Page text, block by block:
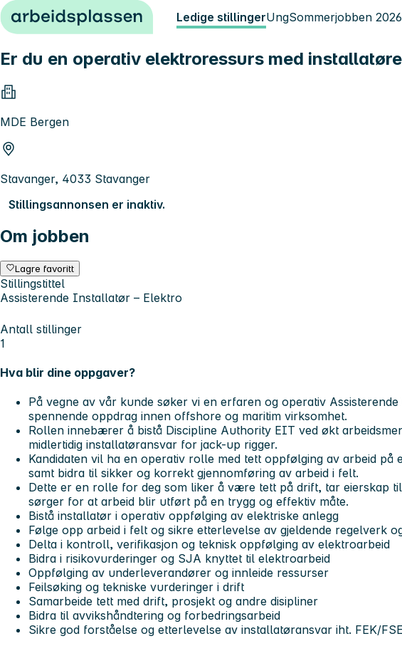
Hopp til innhold Ledige stillingerUngSommerjobben 2026
Er du en operativ elektroressurs med
MDE Bergen
Stavanger, 4033 Stavanger
Stillingsannonsen er inaktiv.
Om jobben
Lagre favoritt
Stillingstittel
Assisterende Installatør – Elektro
Antall stillinger
1
Hva blir dine oppgaver?
På vegne av vår kunde søker vi en erfaren og operativ
spennende oppdrag innen offshore og maritim virksomhet.
Rollen innebærer å bistå Discipline Authority EIT ved økt
midlertidig installatøransvar for jack-up rigger.
Kandidaten vil ha en operativ rolle med tett oppfølging av arbeid på
samt bidra til sikker og korrekt gjennomføring av arbeid i felt.
Dette er en rolle for deg som liker å være tett på drift, tar eierskap
sørger for at arbeid blir utført på en trygg og effektiv måte.
Bistå installatør i operativ oppfølging av elektriske anlegg
Følge opp arbeid i felt og sikre etterlevelse av gjeldende regelverk
Delta i kontroll, verifikasjon og teknisk oppfølging av elektroarbeid
Bidra i risikovurderinger og SJA knyttet til elektroarbeid
Oppfølging av underleverandører og innleide ressurser
Feilsøking og tekniske vurderinger i drift
Samarbeide tett med drift, prosjekt og andre disipliner
Bidra til avvikshåndtering og forbedringsarbeid
Sikre god forståelse og etterlevelse av installatøransvar iht. FEK/FSE